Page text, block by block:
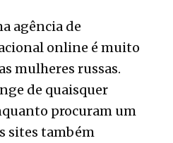
agência de
online é muito
mulheres russas.
de quaisquer
procuram um
sites também